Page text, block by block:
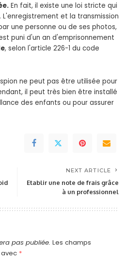
En fait, il existe une loi stricte qui
et la transmission
une personne ou de ses photos,
puni d'un an d'emprisonnement
, selon l'article 226-1 du code
ne peut pas être utilisée pour
il peut très bien être installé
des enfants ou pour assurer
NEXT ARTICLE
Etablir une note de frais grâce
à un professionnel
pas publiée. Les champs
*